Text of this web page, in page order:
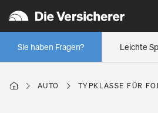
Leichte
Sie haben Fragen?
Wer versichert was: Jetzt Versicherer
Regionalklassen: So ist Ihre Region
Wer versichert was: Jetzt Versicherer
AUTO TYPKLASSE FÜR